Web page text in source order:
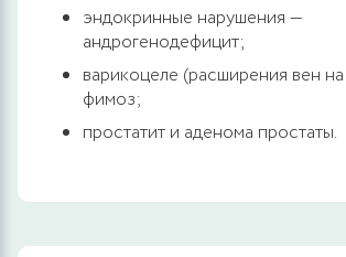
эндокринные нарушения —
андрогенодефицит;
варикоцеле (расширения вен
фимоз;
простатит и аденома простаты.